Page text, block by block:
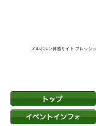
メルボルン体感サイト フレッシ